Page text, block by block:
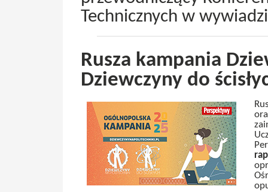
Technicznych w
Rusza kampania
Dziewczyny do